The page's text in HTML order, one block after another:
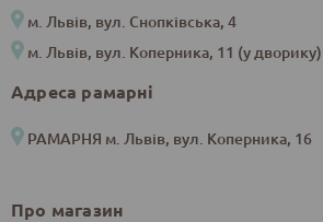
м. Львів, вул. Снопківська, 4
м. Львів, вул. Коперника, 11 (у дворику)
Адреса рамарні
РАМАРНЯ м. Львів, вул. Коперника, 16
Про магазин